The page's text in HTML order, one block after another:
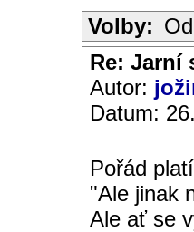
Volby:
Re: Jarní
Autor:
Datum:
Pořád
"Ale jinak
Ale ať se